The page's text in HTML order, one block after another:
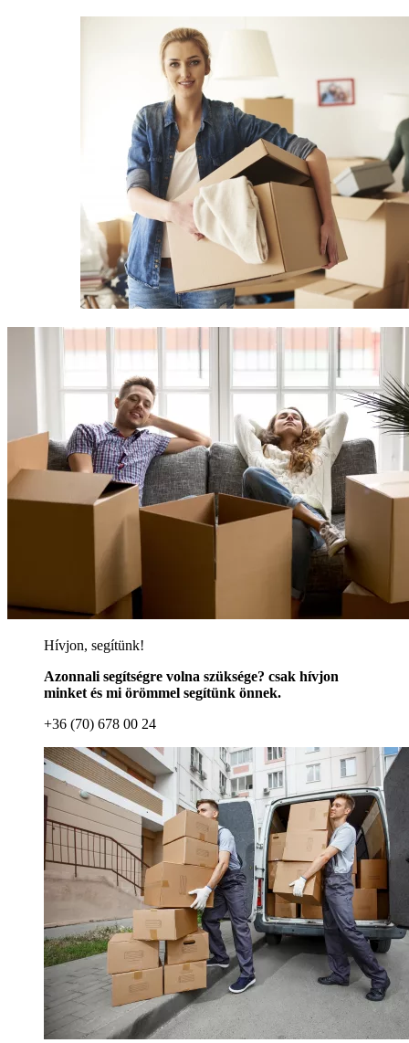
Hívjon, segítünk!
Azonnali segítségre volna szüksége? csak hívjon
minket és mi örömmel segítünk önnek.
+36 (70) 678 00 24